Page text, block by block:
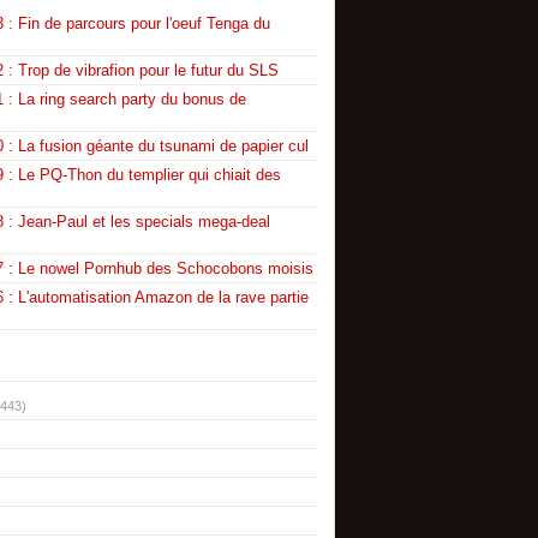
: Fin de parcours pour l'oeuf Tenga du
: Trop de vibrafion pour le futur du SLS
: La ring search party du bonus de
: La fusion géante du tsunami de papier cul
: Le PQ-Thon du templier qui chiait des
: Jean-Paul et les specials mega-deal
: Le nowel Pornhub des Schocobons moisis
: L'automatisation Amazon de la rave partie